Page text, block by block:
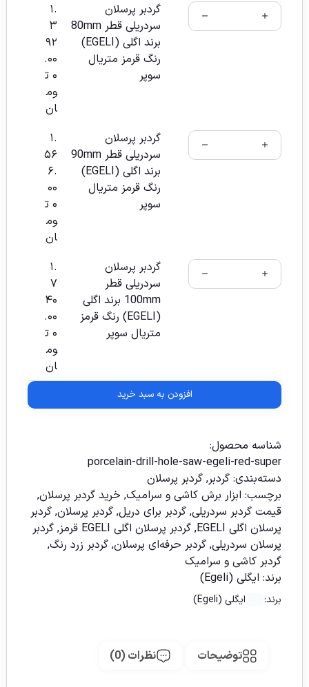
گردبر پرسلان
سردریلی قطر 80mm
برند اگلی (EGELI)
رنگ قرمز متریال
سوپر
۱.
۳
۹۲
.۰۰
۰ ت
وم
ان
گردبر پرسلان
سردریلی قطر 90mm
برند اگلی (EGELI)
رنگ قرمز متریال
سوپر
۱.
۵۶
۶.
۰۰
۰ ت
وم
ان
گردبر پرسلان
سردریلی قطر
100mm برند اگلی
(EGELI) رنگ قرمز
متریال سوپر
۱.
۷
۴۰
.۰۰
۰ ت
وم
ان
افزودن به سبد خرید
شناسه محصول:
porcelain-drill-hole-saw-egeli-red-super
دسته‌بندی: گردبر, گردبر پرسلان
برچسب: ابزار برش کاشی و سرامیک, خرید گردبر پرسلان,
قیمت گردبر سردریلی, گردبر برای دریل, گردبر پرسلان, گردبر
پرسلان اگلی EGELI
, گردبر پرسلان اگلی EGELI قرمز , گردبر
پرسلان سردریلی, گردبر حرفه‌ای پرسلان, گردبر زرد رنگ,
گردبر کاشی و سرامیک
برند: ایگلی (Egeli)
برند: ایگلی (Egeli)
توضیحات نظرات (0)